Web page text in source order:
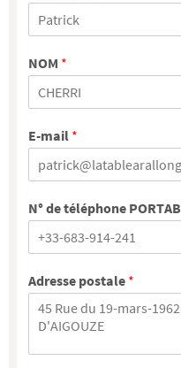
NOM *
E-mail *
N° de téléphone
Adresse postale *